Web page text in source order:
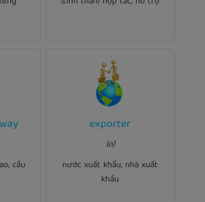
cầu
exporter
(n)
nước xuất khẩu, nhà xuất
khẩu
Ví dụ:
Japan is a major